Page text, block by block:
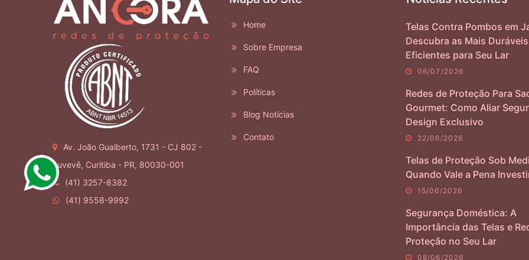
Av. João Gualberto, 1731 - CJ 802 -
Juvevê, Curitiba - PR, 80030-001
(41) 3257-8382
(41) 9558-9992
Home
Sobre Empresa
FAQ
Políticas
Blog Notícias
Contato
Telas Contra Pombos em
Descubra as Mais
Eficientes para Seu Lar
06/07/2026
Redes de Proteção Para
Gourmet: Como Aliar
Design Exclusivo
22/06/2026
Telas de Proteção Sob
Quando Vale a Pena
15/06/2026
Segurança Doméstica: A
Importância das Telas e
Proteção no Seu Lar
08/06/2026